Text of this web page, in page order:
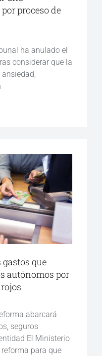
proceso de
ha anulado el
considerar que la
que
autónomos por
abarcará
seguros
El Ministerio
para que